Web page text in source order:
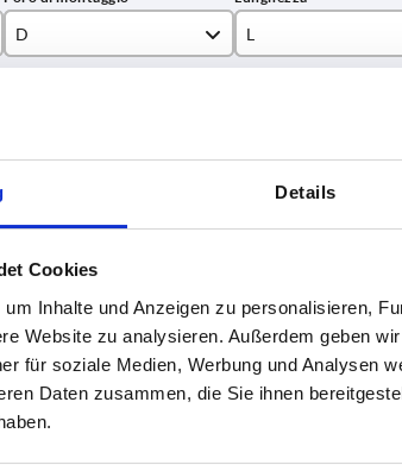
Details
Cookies
Inhalte und Anzeigen zu personalisieren,
Website zu analysieren. Außerdem geben
für soziale Medien, Werbung und Analysen
Daten zusammen, die Sie ihnen
D
M10
L
194
volte al giorno a intervalli regolari. La data di
nell’ultima fase prima di completare
L
Capacità
carico N
Forma
Tipo di
forma
B
con foro
17